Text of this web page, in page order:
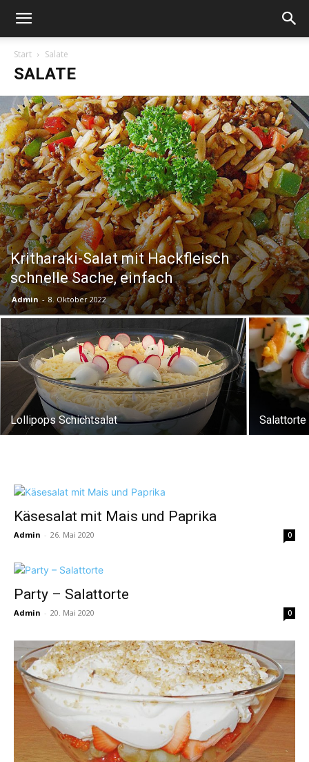
Start Salate
SALATE
Kritharaki-Salat mit Hackfleisch
schnelle Sache, einfach
Admin - 8. Oktober 2022
Lollipops Schichtsalat Salattorte
Käsesalat mit Mais und Paprika
Admin - 26. Mai 2020 0
Party – Salattorte
Admin - 20. Mai 2020 0